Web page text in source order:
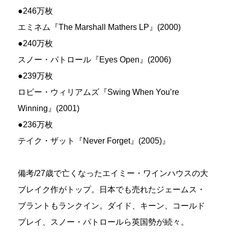
●246万枚
エミネム『The Marshall Mathers LP』(2000)
●240万枚
スノー・パトロール『Eyes Open』(2006)
●239万枚
ロビー・ウィリアムズ『Swing When You’re
Winning』(2001)
●236万枚
テイク・ザット『Never Forget』(2005)』
備考/27歳で亡くなったエイミー・ワインハウスの大
ブレイク作がトップ。日本でも売れたジェームス・
ブラントもランクイン。ダイド、キーン、コールド
プレイ、スノー・パトロールら英国勢が続々。